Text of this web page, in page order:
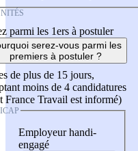
parmi les 1ers à postuler
serez-vous parmi les
premiers à postuler ?
de plus de 15 jours,
moins de 4 candidatures
France Travail est informé)
Employeur handi-
engagé